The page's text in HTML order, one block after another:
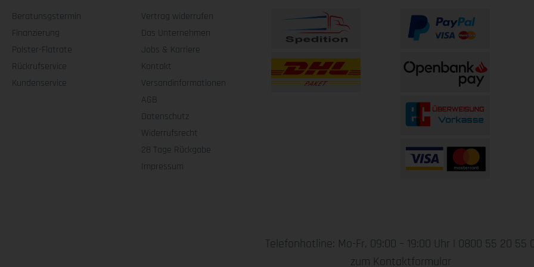
Beratunsgstermin
Finanzierung
Polster-Flatrate
Rückrufservice
Kundenservice
Vertrag widerrufen
Das Unternehmen
Jobs & Karriere
Kontakt
Versandinformationen
AGB
Datenschutz
Widerrufsrecht
28 Tage Rückgabe
Impressum
Telefonhotline: Mo-Fr, 09:00 – 19:00 Uhr | 0800 55 20 55
zum Kontaktformular